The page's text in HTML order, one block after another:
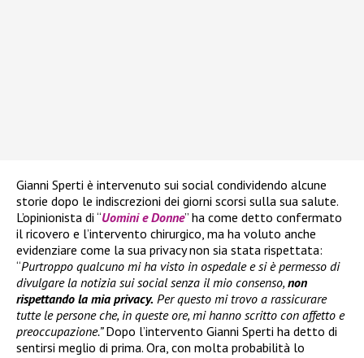
Gianni Sperti è intervenuto sui social condividendo alcune
storie dopo le indiscrezioni dei giorni scorsi sulla sua salute.
L’opinionista di “Uomini e Donne” ha come detto confermato
il ricovero e l’intervento chirurgico, ma ha voluto anche
evidenziare come la sua privacy non sia stata rispettata:
“Purtroppo qualcuno mi ha visto in ospedale e si è permesso di
divulgare la notizia sui social senza il mio consenso, non
rispettando la mia privacy. Per questo mi trovo a rassicurare
tutte le persone che, in queste ore, mi hanno scritto con affetto e
preoccupazione.”Dopo l’intervento Gianni Sperti ha detto di
sentirsi meglio di prima. Ora, con molta probabilità lo